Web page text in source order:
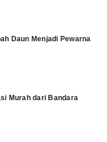
Daun Menjadi Pewarna
Murah dari Bandara